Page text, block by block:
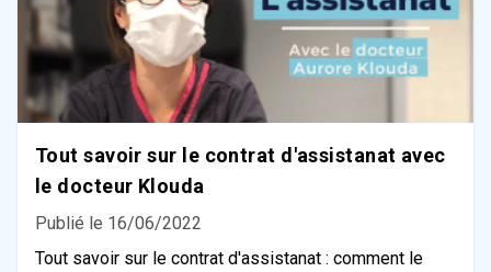
Tout savoir sur le contrat d'assistanat avec
le docteur Klouda
Publié le 16/06/2022
Tout savoir sur le contrat d'assistanat : comment le